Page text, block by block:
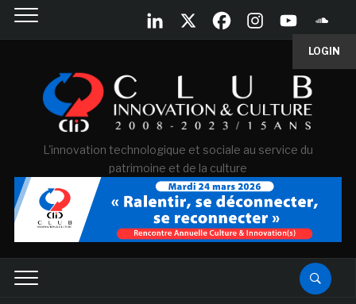
LOGIN
L'innovation technologique et sociale au service du
patrimoine et de la culture